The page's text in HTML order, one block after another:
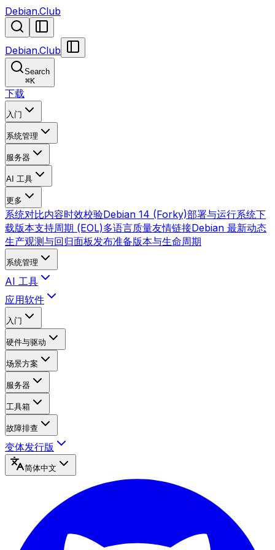
Debian.Club
Debian.Club
Search
⌘K
下载
入门
系统管理
服务器
AI 工具
更多
系统对比内容时效校验Debian 14 (Forky)部署与运行系统下
载版本支持周期 (EOL)多语言质量友情链接Debian 最新动态
生产观测与回归面板发布准备版本与生命周期
系统管理
AI 工具
应用软件
入门
硬件与驱动
场景方案
服务器
工具箱
故障排查
变体发行版
简体中文